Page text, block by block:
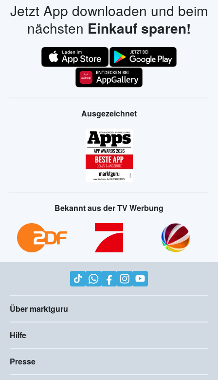
Jetzt App downloaden und beim
nächsten Einkauf sparen!
Ausgezeichnet
Bekannt aus der TV Werbung
Über marktguru
Hilfe
Presse